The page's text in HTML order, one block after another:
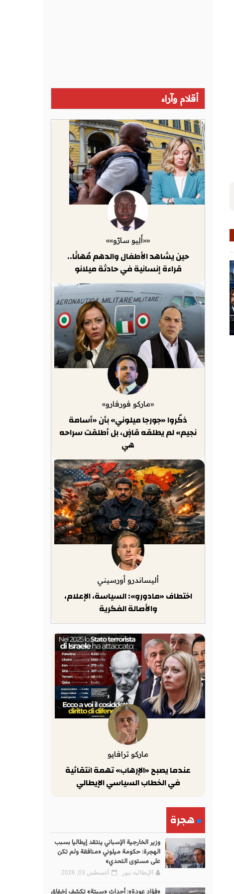
أقلام وآراء
««أَلِيو سارّو»»
حين يشاهد الأطفال والدهم مُهانًا..
قراءة إنسانية في حادثة ميلانو
«ماركو فورفارو»
ذكّروا «جورجا ميلوني» بأن «أسامة
نجيم» لم يطلقه قاضٍ، بل أطلقت سراحه
هي
أليساندرو أورسيني
اختطاف «مادورو»: السياسة، الإعلام،
والأصالة الفكرية
ماركو ترافايو
عندما يصبح «الإرهاب» تهمة انتقائية
في الخطاب السياسي الإيطالي
هجرة
وزير الخارجية الإسباني ينتقد إيطاليا بسبب
الهجرة: حكومة ميلوني «منافقة ولم تكن
على مستوى التحدي»
الإيطالية نيوز أغسطس 03, 2026
«فؤاد عودة»: أحداث «سبتة» تكشف إخفاق